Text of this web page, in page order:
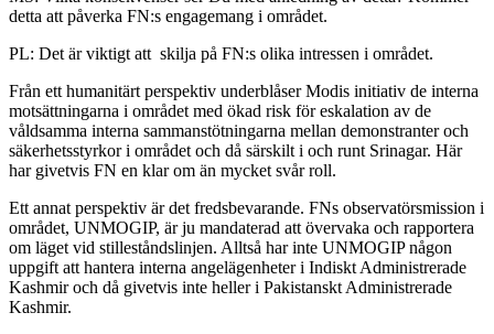
detta att påverka FN:s engagemang i området.
PL: Det är viktigt att skilja på FN:s olika intressen i området.
Från ett humanitärt perspektiv underblåser Modis initiativ de interna
motsättningarna i området med ökad risk för eskalation av de
våldsamma interna sammanstötningarna mellan demonstranter och
säkerhetsstyrkor i området och då särskilt i och runt Srinagar. Här
har givetvis FN en klar om än mycket svår roll.
Ett annat perspektiv är det fredsbevarande. FNs observatörsmission i
området, UNMOGIP, är ju mandaterad att övervaka och rapportera
om läget vid stilleståndslinjen. Alltså har inte UNMOGIP någon
uppgift att hantera interna angelägenheter i Indiskt Administrerade
Kashmir och då givetvis inte heller i Pakistanskt Administrerade
Kashmir.